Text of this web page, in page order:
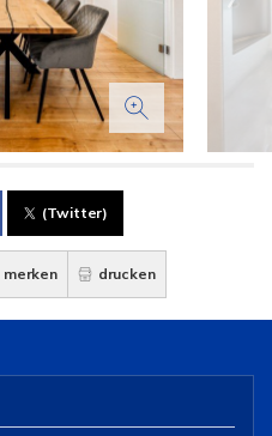
(Twitter)
merken drucken